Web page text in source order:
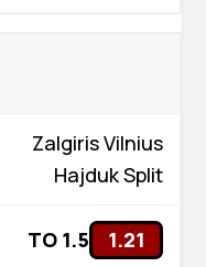
Zalgiris Vilnius
Hajduk Split
TO 1.5 1.21